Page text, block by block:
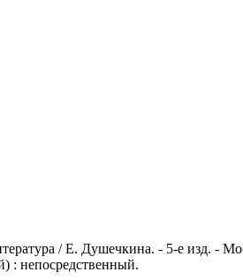
/ Е. Душечкина. - 5-е изд. -
: непосредственный.